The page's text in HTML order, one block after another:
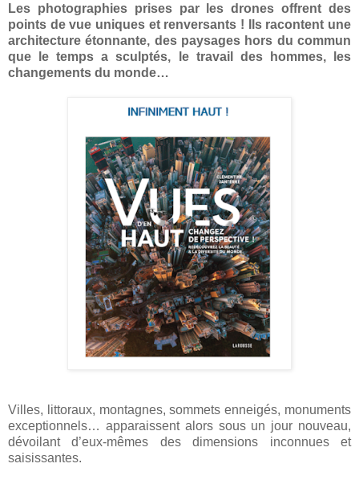
Les photographies prises par les drones offrent des
points de vue uniques et renversants ! Ils racontent une
architecture étonnante, des paysages hors du commun
que le temps a sculptés, le travail des hommes, les
changements du monde…
Villes, littoraux, montagnes, sommets enneigés, monuments
exceptionnels… apparaissent alors sous un jour nouveau,
dévoilant d’eux-mêmes des dimensions inconnues et
saisissantes.